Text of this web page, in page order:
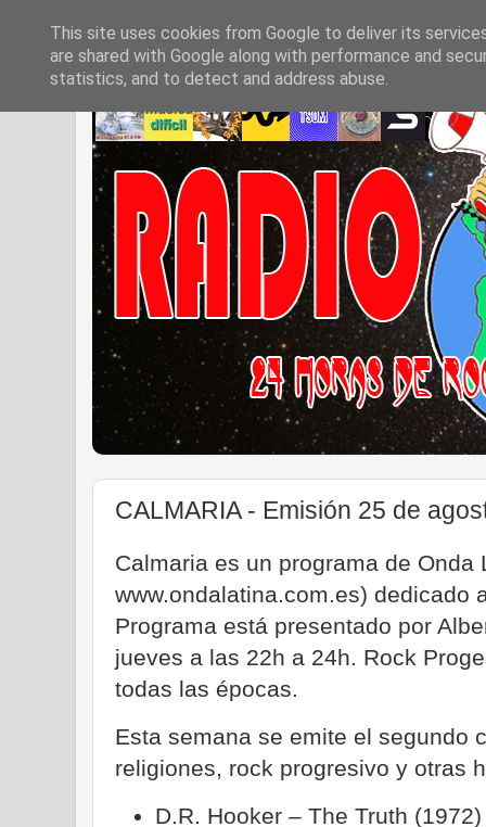
CALMARIA - Emisión 25 de
Calmaria es un programa de Onda
www.ondalatina.com.es) dedicado
Programa está presentado por
jueves a las 22h a 24h. Rock
todas las épocas.
Esta semana se emite el segundo
religiones, rock progresivo y otras
D.R. Hooker – The Truth
This site uses cookies from Google to deliver its
are shared with Google along with performance and
statistics, and to detect and address abuse.